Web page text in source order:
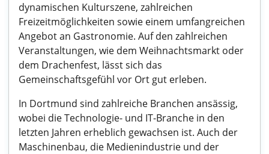
dynamischen Kulturszene, zahlreichen
Freizeitmöglichkeiten sowie einem umfangreichen
Angebot an Gastronomie. Auf den zahlreichen
Veranstaltungen, wie dem Weihnachtsmarkt oder
dem Drachenfest, lässt sich das
Gemeinschaftsgefühl vor Ort gut erleben.
In Dortmund sind zahlreiche Branchen ansässig,
wobei die Technologie- und IT-Branche in den
letzten Jahren erheblich gewachsen ist. Auch der
Maschinenbau, die Medienindustrie und der